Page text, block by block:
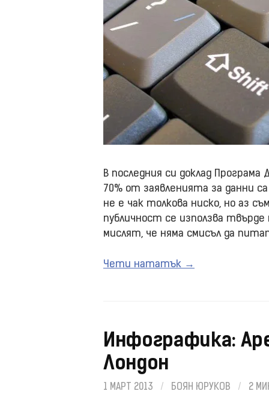
В последния си доклад
70% от заявленията за данни
не е чак толкова ниско, но аз
публичност се използва
мислят, че няма смисъл да
Чети нататък →
Инфографика:
Лондон
1 МАРТ 2013 / БОЯН ЮРУКОВ / 2